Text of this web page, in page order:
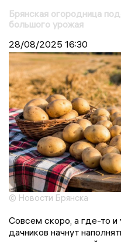
Брянская огородница
большого урожая
28/08/2025 16:30
© Новости Брянска
Совсем скоро, а где-то и
дачников начнут